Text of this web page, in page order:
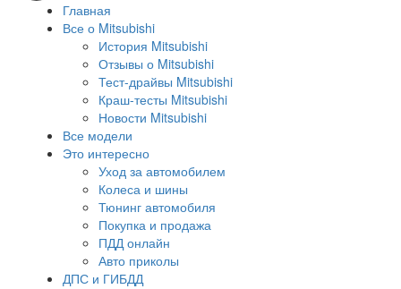
Главная
Все о Mitsubishi
История Mitsubishi
Отзывы о Mitsubishi
Тест-драйвы Mitsubishi
Краш-тесты Mitsubishi
Новости Mitsubishi
Все модели
Это интересно
Уход за автомобилем
Колеса и шины
Тюнинг автомобиля
Покупка и продажа
ПДД онлайн
Авто приколы
ДПС и ГИБДД